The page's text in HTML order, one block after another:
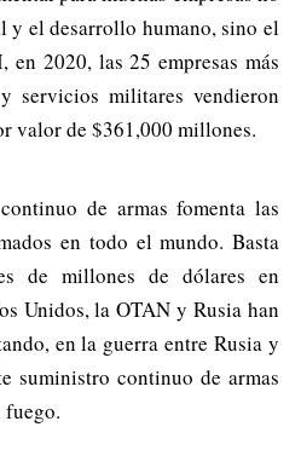
y el desarrollo humano, sino el
en 2020, las 25 empresas más
servicios militares vendieron
valor de $361,000 millones.
de armas fomenta las
en todo el mundo. Basta
de millones de dólares en
Unidos, la OTAN y Rusia han
en la guerra entre Rusia y
suministro continuo de armas
fuego.